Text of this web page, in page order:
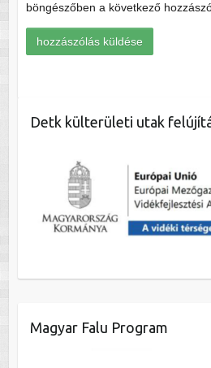
böngészőben a következő
Detk külterületi utak
Magyar Falu Program